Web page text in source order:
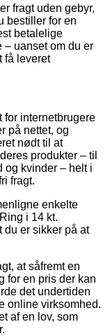
fragt uden gebyr,
bestiller for en
betalelige
uanset om du er
få leveret
for internetbrugere
på nettet, og
nødt til at
produkter – til
og kvinder – helt i
fragt.
enkelte
i 14 kt.
du er sikker på at
at såfremt en
for en pris der kan
det undertiden
online virksomhed.
af en lov, som